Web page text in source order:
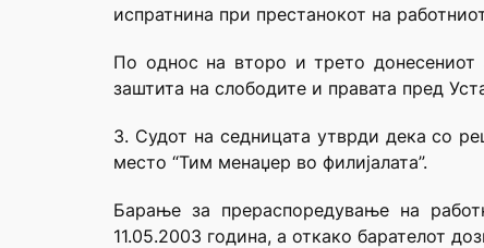
испратнина при престанокот на
По однос на второ и трето донесениот
заштита на слободите и правата пред
3. Судот на седницата утврди дека со
место “Тим менаџер во филијалата”.
Барање за прераспоредување на
11.05.2003 година, а откако барателот